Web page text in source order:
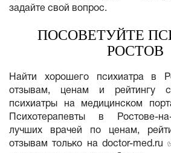
задайте свой вопрос.
ПОСОВЕТУЙТЕ
РОСТОВ
Найти хорошего психиатра в
отзывам, ценам и рейтингу
психиатры на медицинском
Психотерапевты в Ростове-
лучших врачей по ценам,
отзывам только на doctor-